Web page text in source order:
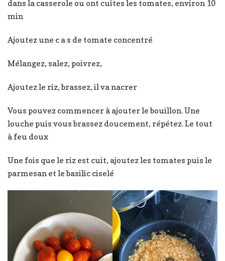
dans la casserole ou ont cuites les tomates, environ 10
min
Ajoutez une c a s de tomate concentré
Mélangez, salez, poivrez,
Ajoutez le riz, brassez, il va nacrer
Vous pouvez commencer à ajouter le bouillon. Une
louche puis vous brassez doucement, répétez. Le tout
à feu doux
Une fois que le riz est cuit, ajoutez les tomates puis le
parmesan et le basilic ciselé